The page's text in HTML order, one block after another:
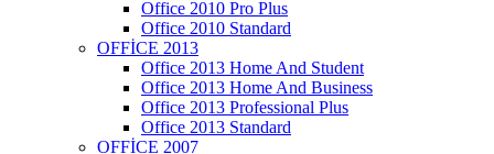
Office 2010 Pro Plus
Office 2010 Standard
OFFİCE 2013
Office 2013 Home And Student
Office 2013 Home And Business
Office 2013 Professional Plus
Office 2013 Standard
OFFİCE 2007